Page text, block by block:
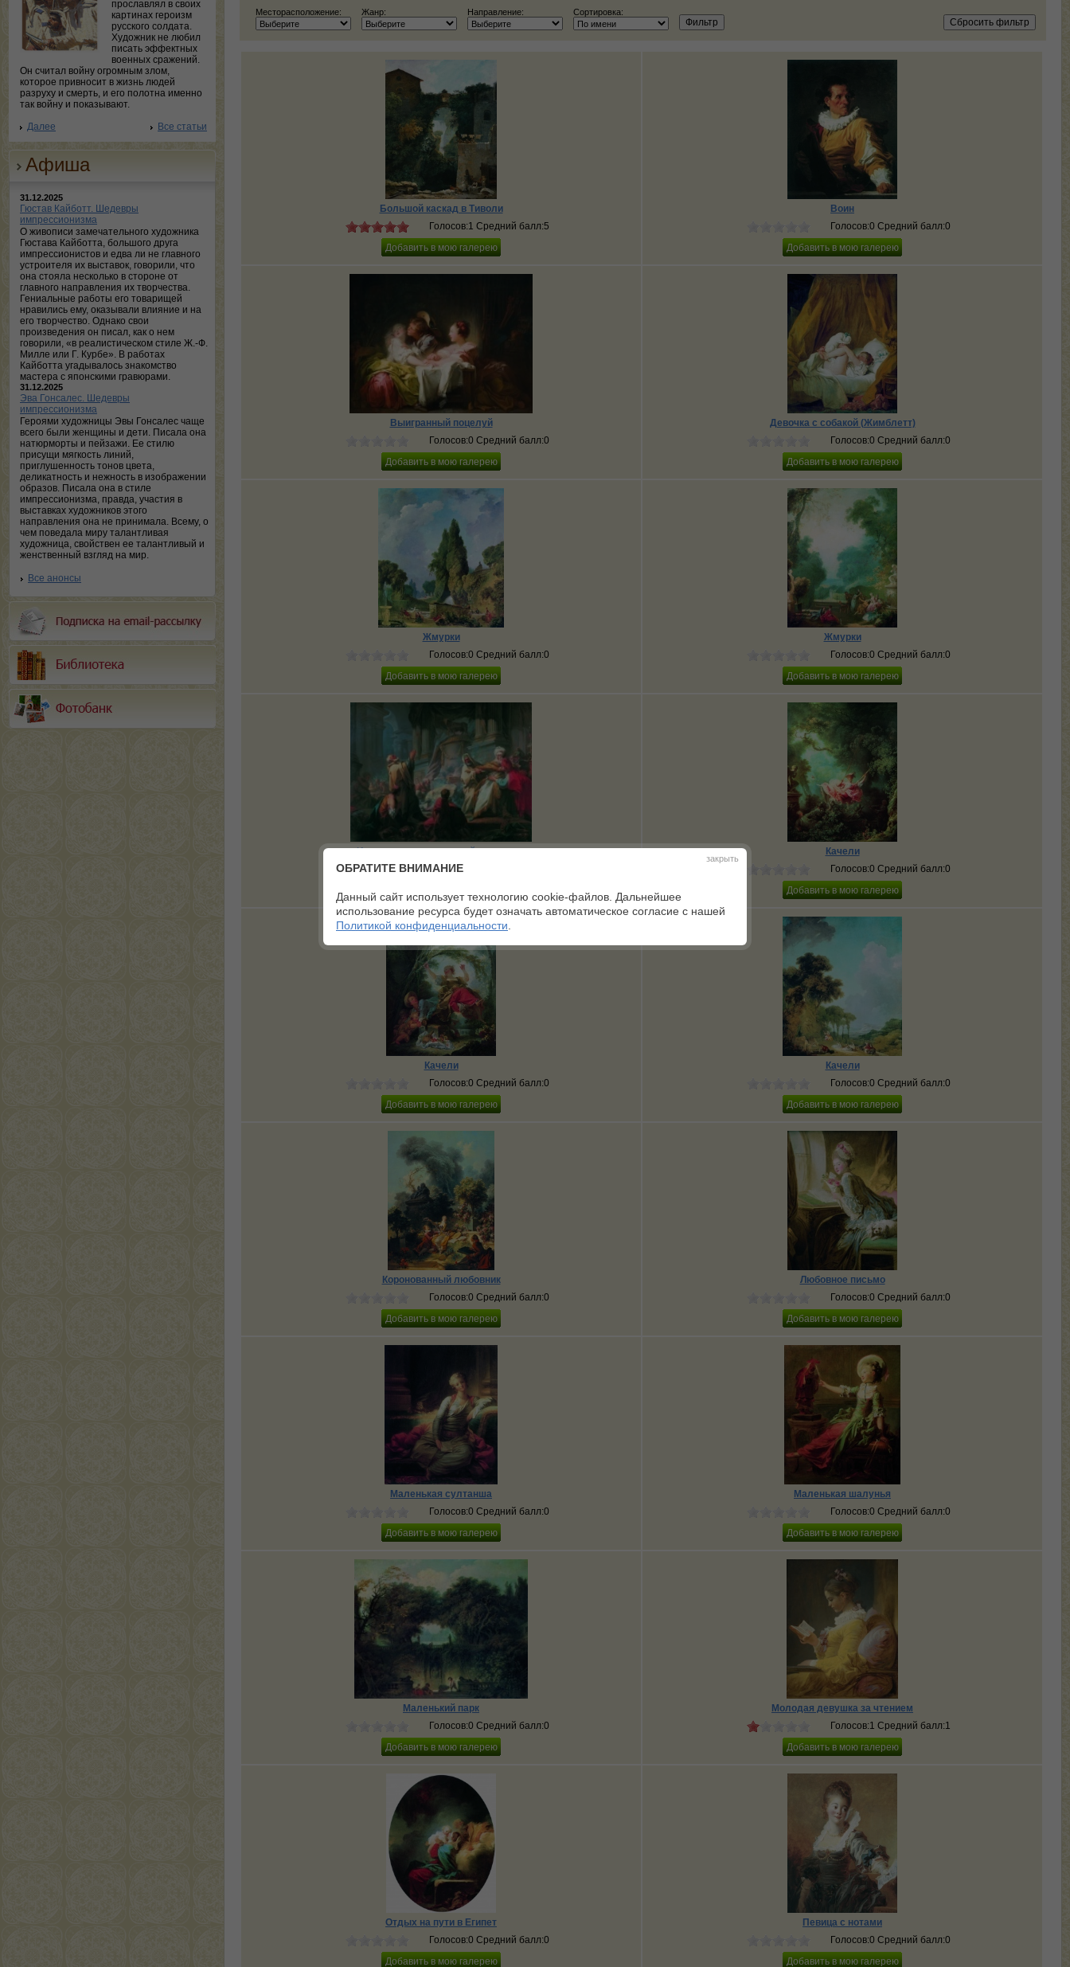
прославлял в своих
картинах героизм
русского солдата.
Художник не любил
писать эффектных
военных сражений.
Он считал войну огромным злом,
которое привносит в жизнь людей
разруху и смерть, и его полотна именно
так войну и показывают.
Далее
Все статьи
Афиша
31.12.2025
Гюстав Кайботт. Шедевры
импрессионизма
О живописи замечательного художника
Гюстава Кайботта, большого друга
импрессионистов и едва ли не главного
устроителя их выставок, говорили, что
она стояла несколько в стороне от
главного направления их творчества.
Гениальные работы его товарищей
нравились ему, оказывали влияние и на
его творчество. Однако свои
произведения он писал, как о нем
говорили, «в реалистическом стиле Ж.-Ф.
Милле или Г. Курбе». В работах
Кайботта угадывалось знакомство
мастера с японскими гравюрами.
31.12.2025
Эва Гонсалес. Шедевры
импрессионизма
Героями художницы Эвы Гонсалес чаще
всего были женщины и дети. Писала она
натюрморты и пейзажи. Ее стилю
присущи мягкость линий,
приглушенность тонов цвета,
деликатность и нежность в изображении
образов. Писала она в стиле
импрессионизма, правда, участия в
выставках художников этого
направления она не принимала. Всему, о
чем поведала миру талантливая
художница, свойствен ее талантливый и
женственный взгляд на мир.
Все анонсы
Месторасположение: Жанр: Направление: Сортировка:
Большой каскад в Тиволи
Голосов:1 Средний балл:5
Воин
Голосов:0 Средний балл:0
Выигранный поцелуй
Голосов:0 Средний балл:0
Девочка с собакой (Жимблетт)
Голосов:0 Средний балл:0
Жмурки
Голосов:0 Средний балл:0
Жмурки
Голосов:0 Средний балл:0
Иеровоам, поклоняющийся идолам
Голосов:0 Средний балл:0
Качели
Голосов:0 Средний балл:0
Качели
Голосов:0 Средний балл:0
Качели
Голосов:0 Средний балл:0
Коронованный любовник
Голосов:0 Средний балл:0
Любовное письмо
Голосов:0 Средний балл:0
Маленькая султанша
Голосов:0 Средний балл:0
Маленькая шалунья
Голосов:0 Средний балл:0
Маленький парк
Голосов:0 Средний балл:0
Молодая девушка за чтением
Голосов:1 Средний балл:1
Отдых на пути в Египет
Голосов:0 Средний балл:0
Певица с нотами
Голосов:0 Средний балл:0
закрыть
ОБРАТИТЕ ВНИМАНИЕ
Данный сайт использует технологию cookie-файлов. Дальнейшее
использование ресурса будет означать автоматическое согласие с нашей
Политикой конфиденциальности